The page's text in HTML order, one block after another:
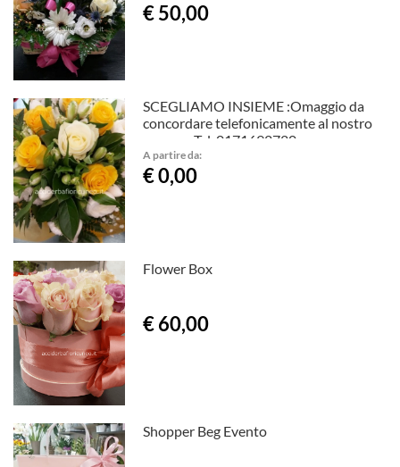
€ 50,00
SCEGLIAMO INSIEME :Omaggio da
concordare telefonicamente al nostro
numero Tel .0171692720
A partire da:
€ 0,00
Flower Box
€ 60,00
Shopper Beg Evento